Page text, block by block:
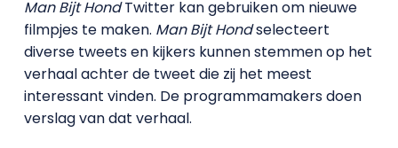
Man Bijt HondTwitter kan gebruiken om nieuwe
filmpjes te maken. Man Bijt Hondselecteert
diverse tweets en kijkers kunnen stemmen op het
verhaal achter de tweet die zij het meest
interessant vinden. De programmamakers doen
verslag van dat verhaal.